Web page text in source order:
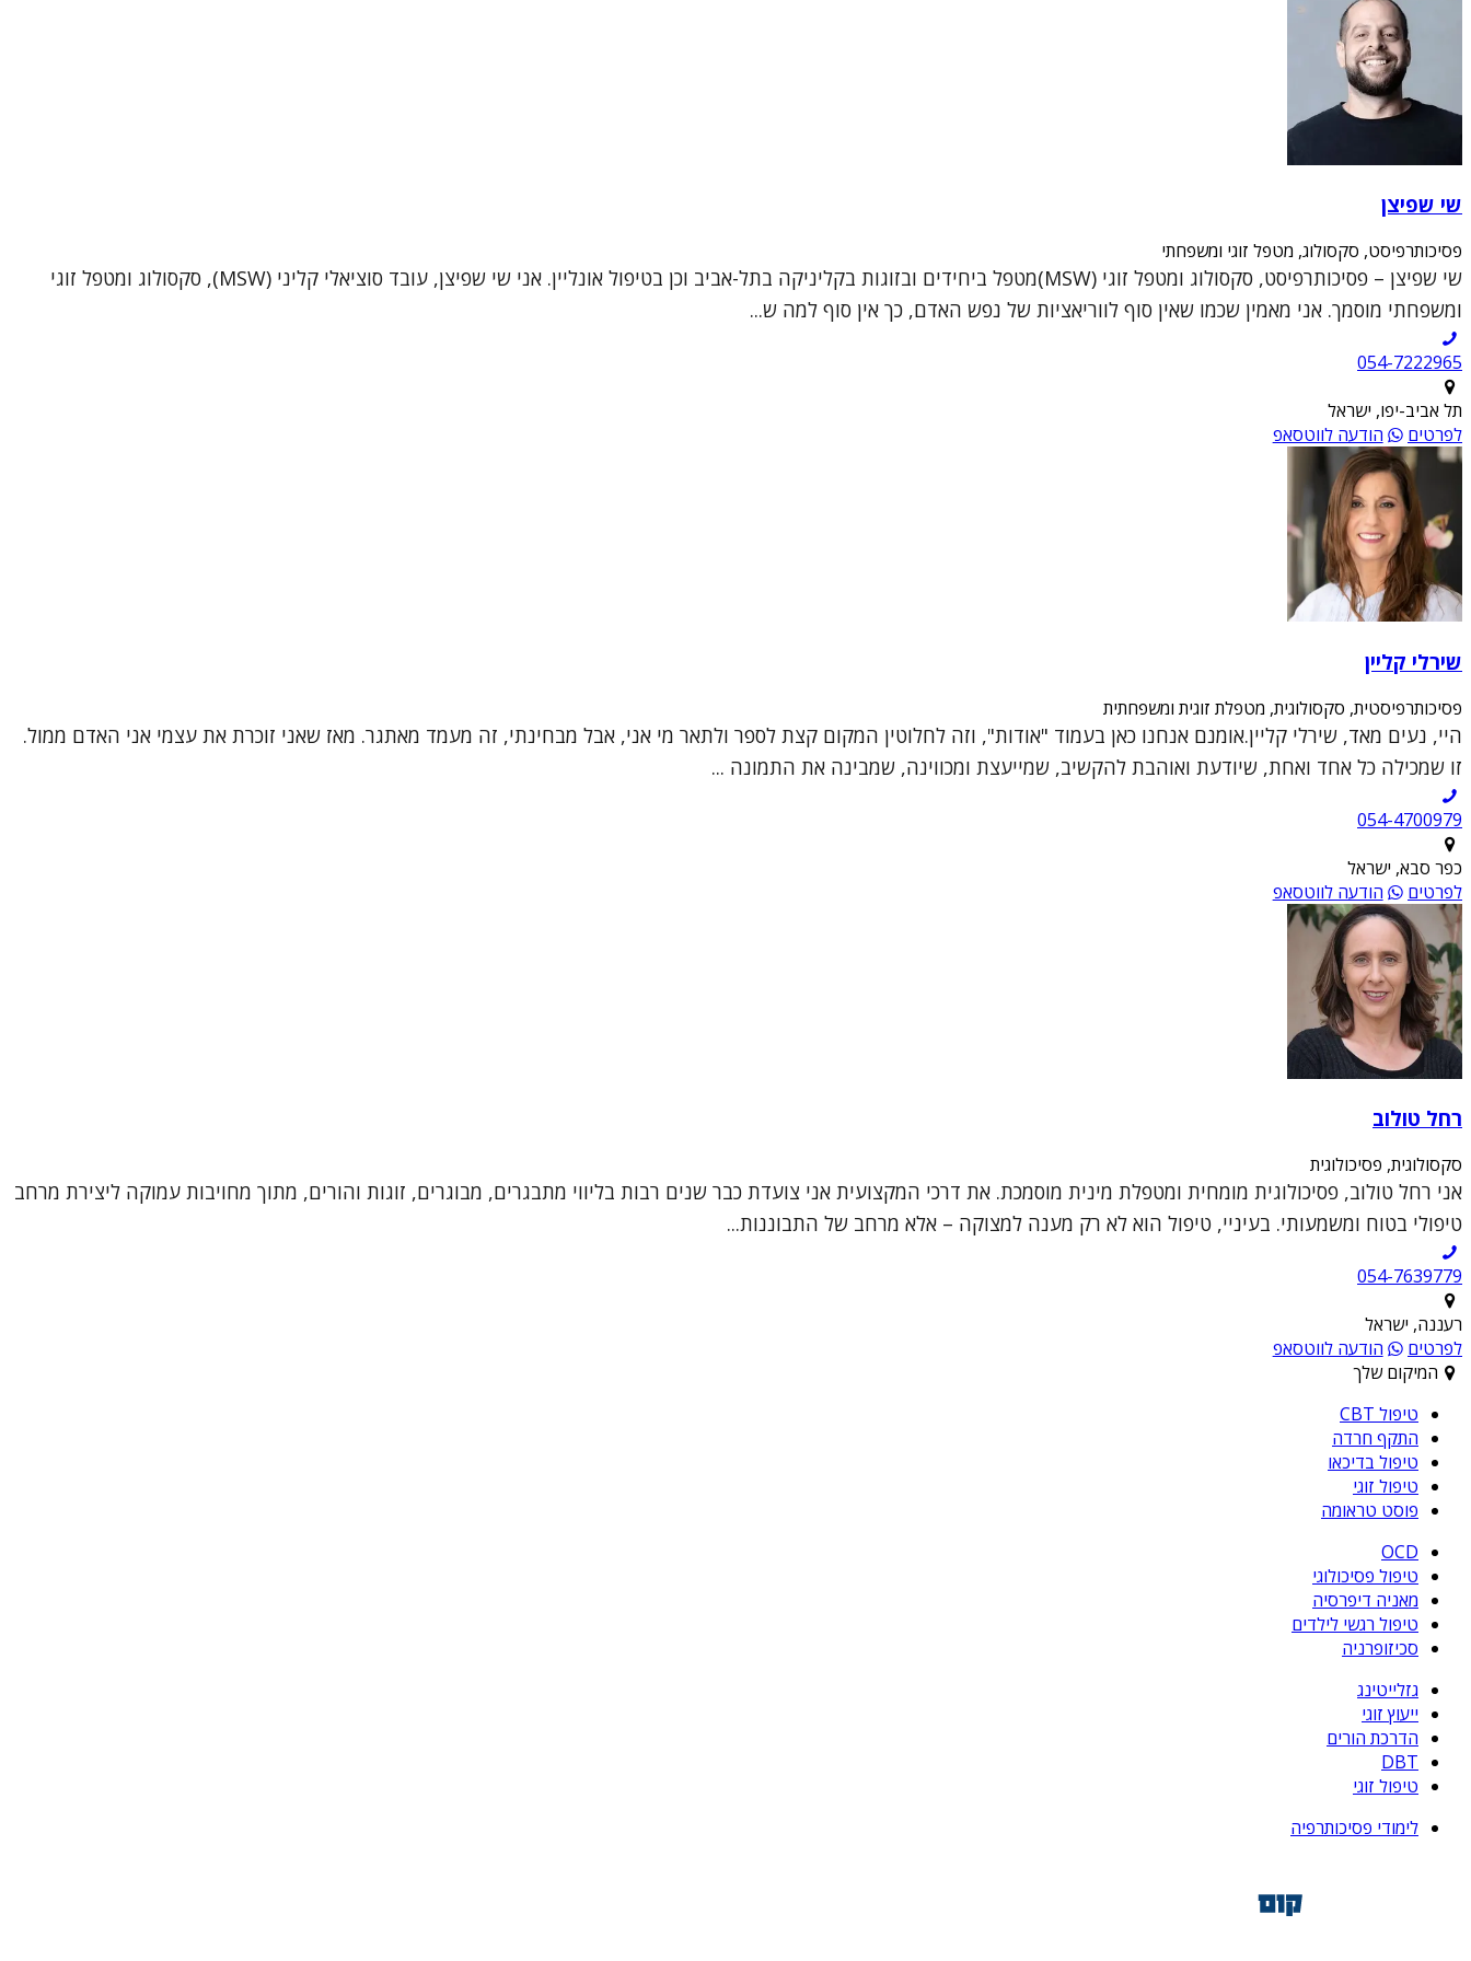
שי שפיצן
פסיכותרפיסט, סקסולוג, מטפל זוגי ומשפחתי
שי שפיצן – פסיכותרפיסט, סקסולוג ומטפל זוגי (MSW)מטפל ביחידים ובזוגות בקליניקה בתל-אביב וכן בטיפול אונליין. אני שי שפיצן, עובד סוציאלי קליני (MSW), סקסולוג ומטפל זוגי
ומשפחתי מוסמך. אני מאמין שכמו שאין סוף לווריאציות של נפש האדם, כך אין סוף למה ש...
054-7222965
תל אביב-יפו, ישראל
לפרטים
הודעה לווטסאפ
שירלי קליין
פסיכותרפיסטית, סקסולוגית, מטפלת זוגית ומשפחתית
היי, נעים מאד, שירלי קליין.אומנם אנחנו כאן בעמוד "אודות", וזה לחלוטין המקום קצת לספר ולתאר מי אני, אבל מבחינתי, זה מעמד מאתגר. מאז שאני זוכרת את עצמי אני האדם ממול.
זו שמכילה כל אחד ואחת, שיודעת ואוהבת להקשיב, שמייעצת ומכווינה, שמבינה את התמונה ...
054-4700979
כפר סבא, ישראל
לפרטים
הודעה לווטסאפ
רחל טולוב
סקסולוגית, פסיכולוגית
אני רחל טולוב, פסיכולוגית מומחית ומטפלת מינית מוסמכת. את דרכי המקצועית אני צועדת כבר שנים רבות בליווי מתבגרים, מבוגרים, זוגות והורים, מתוך מחויבות עמוקה ליצירת מרחב
טיפולי בטוח ומשמעותי. בעיניי, טיפול הוא לא רק מענה למצוקה – אלא מרחב של התבוננות...
054-7639779
רעננה, ישראל
לפרטים
הודעה לווטסאפ
המיקום שלך
טיפול CBT
התקף חרדה
טיפול בדיכאו
טיפול זוגי
פוסט טראומה
OCD
טיפול פסיכולוגי
מאניה דיפרסיה
טיפול רגשי לילדים
סכיזופרניה
גזלייטינג
ייעוץ זוגי
הדרכת הורים
DBT
טיפול זוגי
לימודי פסיכותרפיה